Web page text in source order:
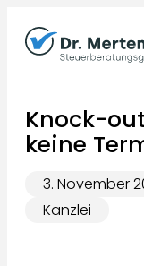
Inhalt
springen
Knock-
keine
3. November
Kanzlei